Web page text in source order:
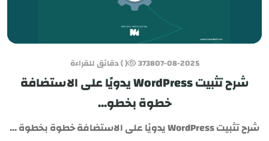
07-08-2025
3738 ( ) دقائق للقراءة
شرح تثبيت WordPress يدويًا على الاستضافة
خطوة بخطو...
شرح تثبيت WordPress يدويًا على الاستضافة خطوة بخطوة ...